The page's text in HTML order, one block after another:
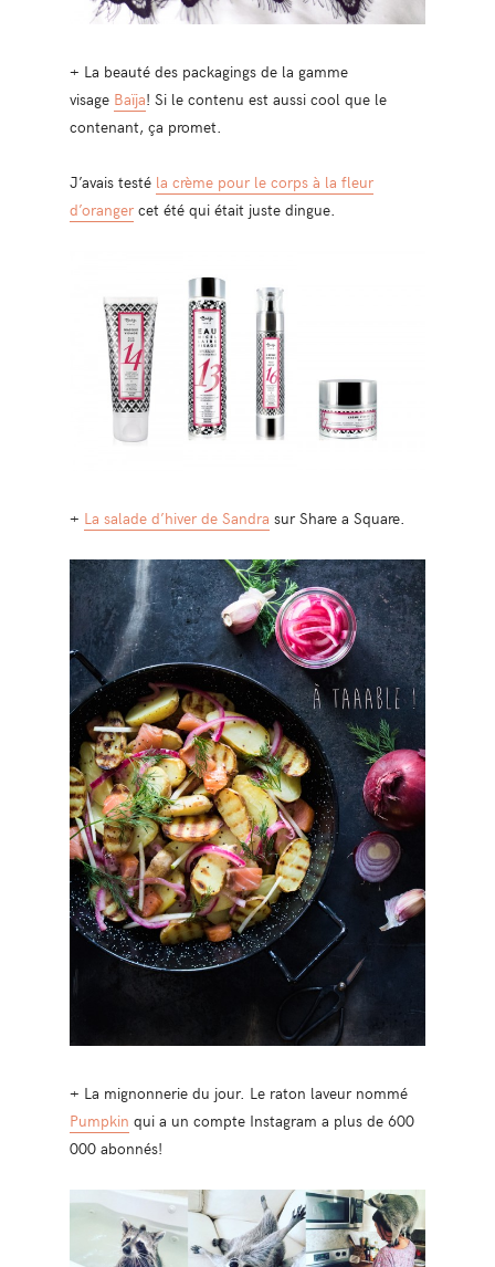
+ La beauté des packagings de la gamme
visage Baïja! Si le contenu est aussi cool que le
contenant, ça promet.
J’avais testé la crème pour le corps à la fleur
d’orangercet été qui était juste dingue.
+ La salade d’hiver de Sandra sur Share a Square.
+ La mignonnerie du jour. Le raton laveur nommé
Pumpkin qui a un compte Instagram a plus de 600
000 abonnés!